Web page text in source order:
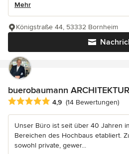
Mehr
Königstraße 44, 53332 Bornheim
buerobaumann ARCHITEKTUR
Durchschnittliche Bewertung: 4.9
4,9 (14 Bewertungen)
Unser Büro ist seit über 40 Jahren
Bereichen des Hochbaus etabliert.
sowohl private, gewer...